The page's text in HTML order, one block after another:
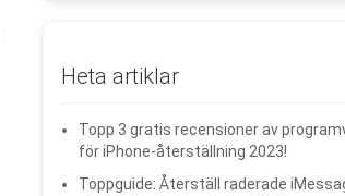
Heta artiklar
Topp 3 gratis recensioner av
för iPhone-återställning 2023!
Toppguide: Återställ raderade